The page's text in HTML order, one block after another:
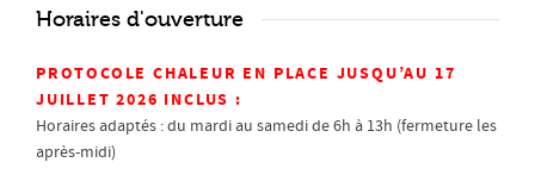
Horaires d'ouverture
PROTOCOLE CHALEUR EN PLACE JUSQU’AU 17
JUILLET 2026 INCLUS :
Horaires adaptés : du mardi au samedi de 6h à 13h (fermeture les
après-midi)